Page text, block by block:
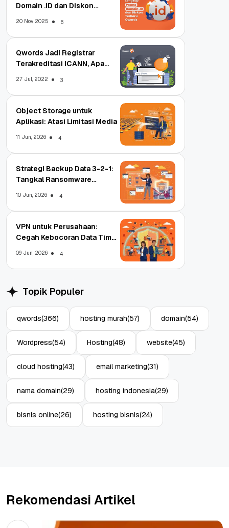
Domain .ID dan Diskon
20 Nov, 2025 6
Qwords Jadi Registrar
Terakreditasi ICANN, Apa
27 Jul, 2022 3
Object Storage untuk
Aplikasi: Atasi Limitasi Media
11 Jun, 2026 4
Strategi Backup Data 3-2-1:
Tangkal Ransomware
10 Jun, 2026 4
VPN untuk Perusahaan:
Cegah Kebocoran Data Tim
09 Jun, 2026 4
Topik Populer
qwords(366) hosting murah(57) domain(54)
Wordpress(54) Hosting(48) website(45)
cloud hosting(43) email marketing(31)
nama domain(29) hosting indonesia(29)
bisnis online(26) hosting bisnis(24)
Rekomendasi Artikel